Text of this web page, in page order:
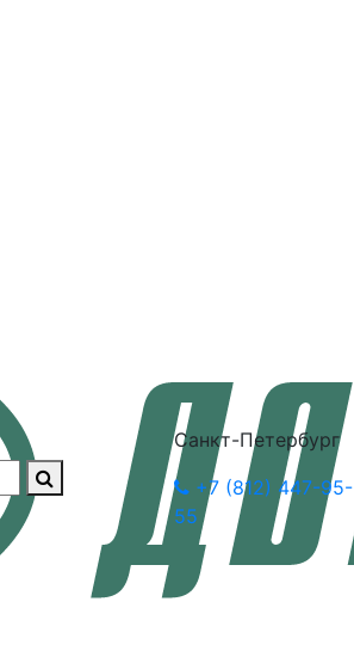
Санкт-Петербург
+7 (812) 447-95-
55